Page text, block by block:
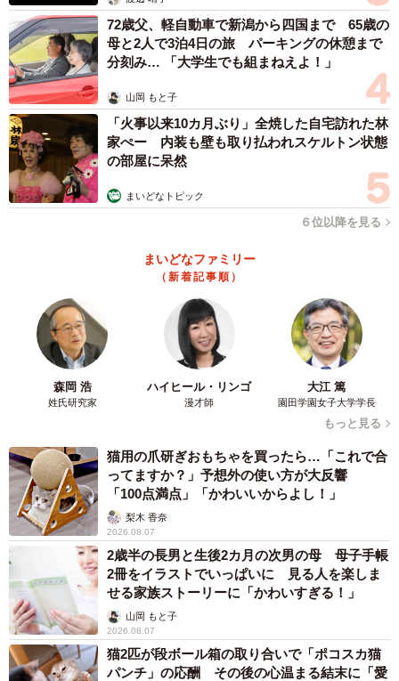
確かに契約前に管理規約を隅から隅まで目を通す人は少数
派なのかもしれませんね。
72歳父、軽自動車で新潟から四国まで 65歳の
母と2人で3泊4日の旅 パーキングの休憩まで
分刻み… 「大学生でも組まねえよ！」
山岡 もと子
「火事以来10カ月ぶり」全焼した自宅訪れた林
家ぺー 内装も壁も取り払われスケルトン状態
の部屋に呆然
まいどなトピック
６位以降を見る
まいどなファミリー
（新着記事順）
森岡 浩
姓氏研究家
ハイヒール・リンゴ
漫才師
大江 篤
園田学園女子大学学長
もっと見る
猫用の爪研ぎおもちゃを買ったら…「これで合
ってますか？」予想外の使い方が大反響
「100点満点」「かわいいからよし！」
梨木 香奈
2026.08.07
2歳半の長男と生後2カ月の次男の母 母子手帳
2冊をイラストでいっぱいに 見る人を楽しま
せる家族ストーリーに「かわいすぎる！」
山岡 もと子
2026.08.07
猫2匹が段ボール箱の取り合いで「ポコスカ猫
パンチ」の応酬 その後の心温まる結末に「愛